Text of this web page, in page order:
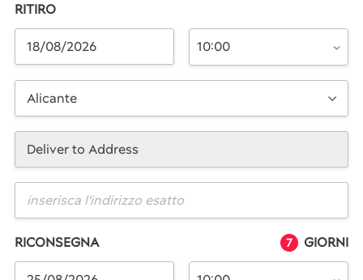
RITIRO
10:00
Alicante
Deliver to Address
RICONSEGNA 7 GIORNI